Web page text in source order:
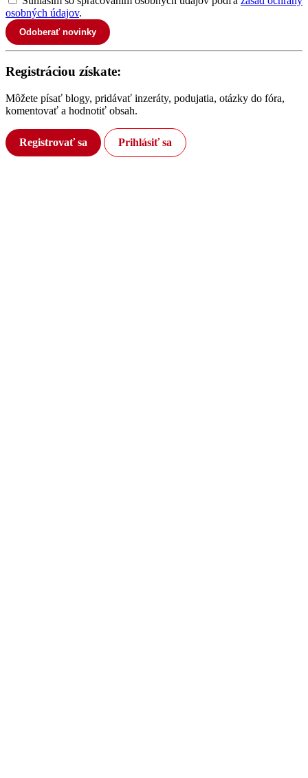
osobných údajov.
Odoberať novinky
Registráciou získate:
Môžete písať blogy, pridávať inzeráty, podujatia, otázky do fóra,
komentovať a hodnotiť obsah.
Registrovať sa Prihlásiť sa